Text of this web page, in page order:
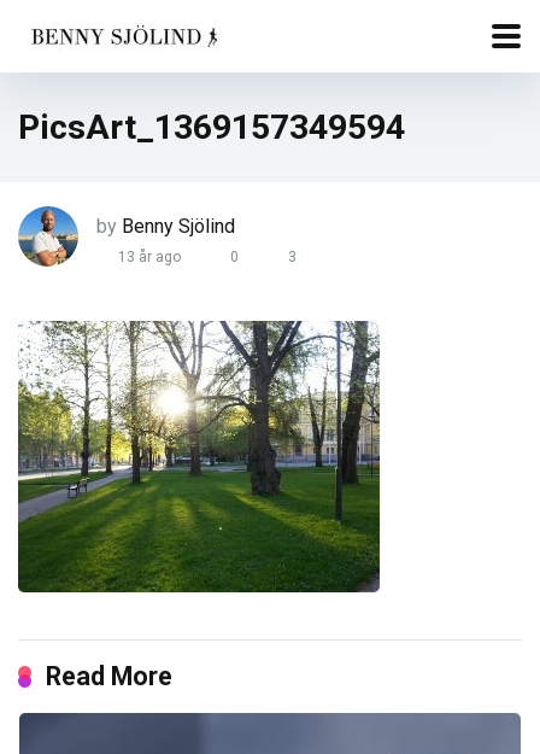
PicsArt_1369157349594
by Benny Sjölind
13 år ago 0 3
Read More